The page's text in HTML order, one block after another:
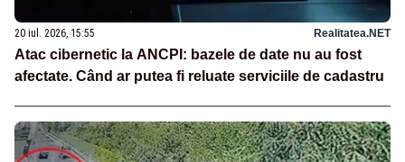
20 iul. 2026, 15:55 Realitatea.NET
Atac cibernetic la ANCPI: bazele de date nu au fost
afectate. Când ar putea fi reluate serviciile de cadastru